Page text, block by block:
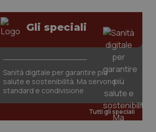
Gli speciali
Sanità digitale per garantire più
salute e sostenibilità. Ma servono
standard e condivisione
Tutti gli speciali